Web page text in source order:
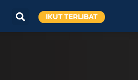
IKUT TERLIBAT